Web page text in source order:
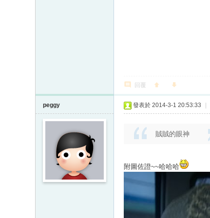
回覆
peggy 發表於 2014-3-1 20:53:33
賊賊的眼神
附圖佐證~~哈哈哈